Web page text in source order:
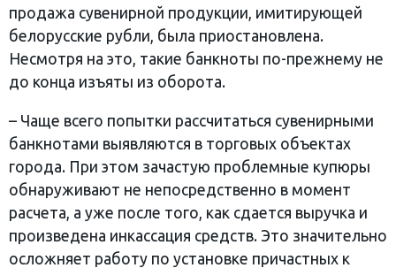
продажа сувенирной продукции, имитирующей
белорусские рубли, была приостановлена.
Несмотря на это, такие банкноты по-прежнему не
до конца изъяты из оборота.
– Чаще всего попытки рассчитаться сувенирными
банкнотами выявляются в торговых объектах
города. При этом зачастую проблемные купюры
обнаруживают не непосредственно в момент
расчета, а уже после того, как сдается выручка и
произведена инкассация средств. Это значительно
осложняет работу по установке причастных к